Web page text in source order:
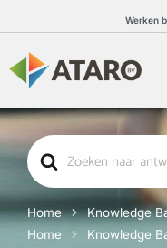
Werken
Search
For
Home Knowledge
Home
Knowledge